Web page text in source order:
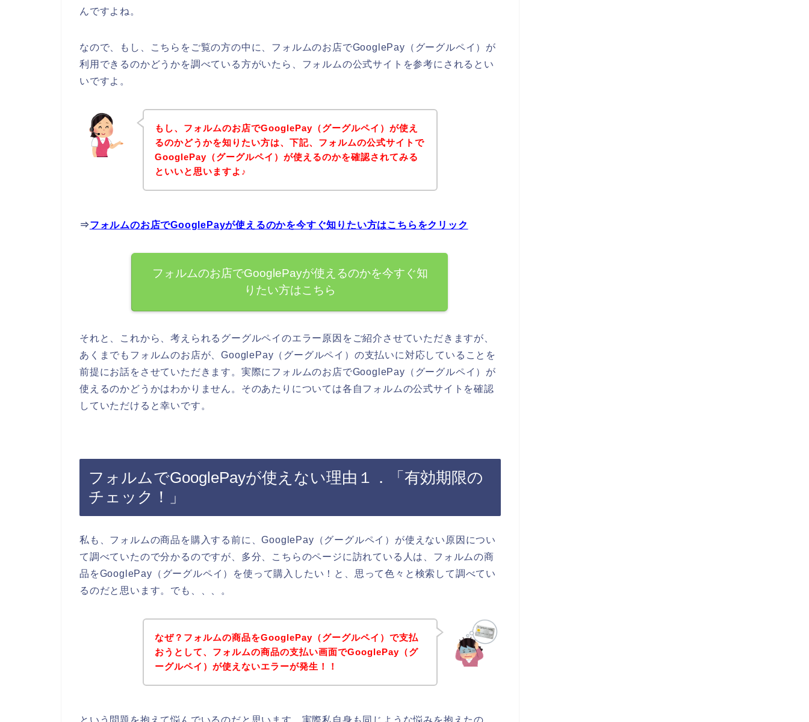
んですよね。
なので、もし、こちらをご覧の方の中に、フォルムのお店でGooglePay（グーグルペイ）が
利用できるのかどうかを調べている方がいたら、フォルムの公式サイトを参考にされるとい
いですよ。
もし、フォルムのお店でGooglePay（グーグルペイ）が使え
るのかどうかを知りたい方は、下記、フォルムの公式サイトで
GooglePay（グーグルペイ）が使えるのかを確認されてみる
といいと思いますよ♪
⇒フォルムのお店でGooglePayが使えるのかを今すぐ知りたい方はこちらをクリック
フォルムのお店でGooglePayが使えるのかを今すぐ知
りたい方はこちら
それと、これから、考えられるグーグルペイのエラー原因をご紹介させていただきますが、
あくまでもフォルムのお店が、GooglePay（グーグルペイ）の支払いに対応していることを
前提にお話をさせていただきます。実際にフォルムのお店でGooglePay（グーグルペイ）が
使えるのかどうかはわかりません。そのあたりについては各自フォルムの公式サイトを確認
していただけると幸いです。
フォルムでGooglePayが使えない理由１．「有効期限の
チェック！」
私も、フォルムの商品を購入する前に、GooglePay（グーグルペイ）が使えない原因につい
て調べていたので分かるのですが、多分、こちらのページに訪れている人は、フォルムの商
品をGooglePay（グーグルペイ）を使って購入したい！と、思って色々と検索して調べてい
るのだと思います。でも、、、。
なぜ？フォルムの商品をGooglePay（グーグルペイ）で支払
おうとして、フォルムの商品の支払い画面でGooglePay（グ
ーグルペイ）が使えないエラーが発生！！